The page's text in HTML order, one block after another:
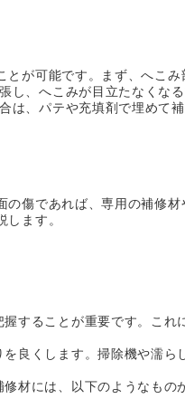
とが可能です。まず、へこみ
し、へこみが目立たなくな
は、パテや充填剤で埋めて
の傷であれば、専用の補修材
ます。
することが重要です。これ
良くします。掃除機や濡ら
材には、以下のようなもの